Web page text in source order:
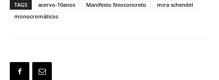
TAGS acervo-10anos Manifesto Neoconcreto
mira schendel
monocromáticos